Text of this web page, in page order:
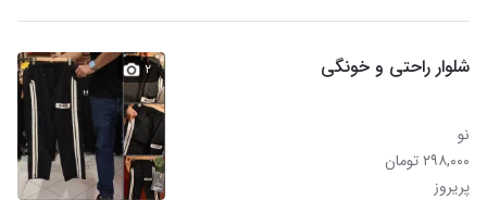
شلوار راحتی و خونگی
نو
۲۹۸,۰۰۰ تومان
پریروز
۲